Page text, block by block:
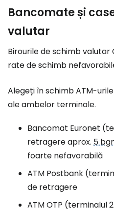
Bancomate și
valutar
Birourile de schimb valutar
rate de schimb
Alegeți în schimb ATM-
ale ambelor terminale.
Bancomat Euronet
retragere aprox. 5
foarte nefavorabilă
ATM Postbank
de retragere
ATM OTP (terminalul